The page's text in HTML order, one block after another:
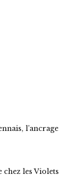
l’ancrage
chez les Violets